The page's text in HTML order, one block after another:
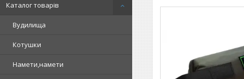
Каталог товарів
Вудилища
Котушки
Намети,намети